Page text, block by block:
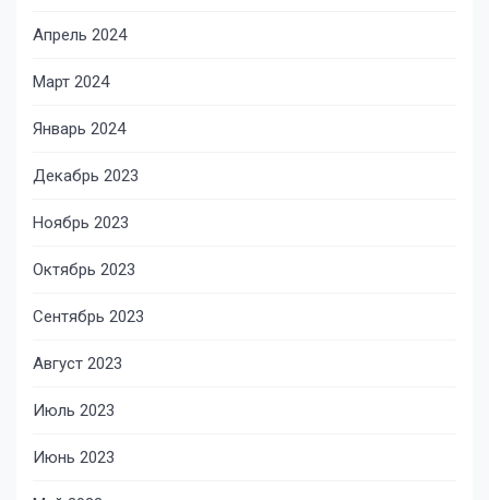
Апрель 2024
Март 2024
Январь 2024
Декабрь 2023
Ноябрь 2023
Октябрь 2023
Сентябрь 2023
Август 2023
Июль 2023
Июнь 2023